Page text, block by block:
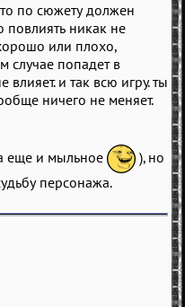
по сюжету должен
повлиять никак не
или плохо,
случае попадет в
и так всю игру. ты
ничего не меняет.
еще и мыльное
), но
персонажа.